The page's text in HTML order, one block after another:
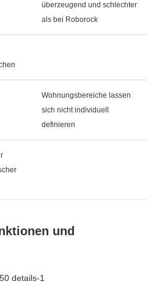
überzeugend und schlechter
als bei Roborock
Wohnungsbereiche lassen
sich nicht individuell
definieren
und